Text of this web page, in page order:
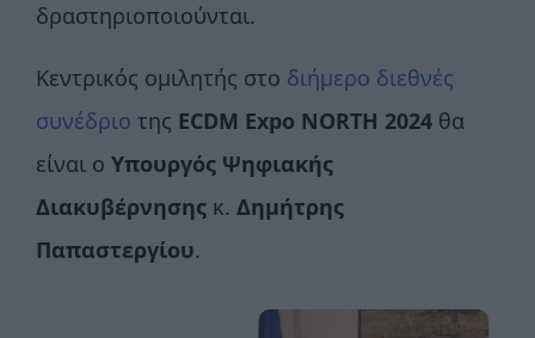
δραστηριοποιούνται.
Κεντρικός ομιλητής στο διήμερο διεθνές
συνέδριο της ECDM Expo NORTH 2024 θα
είναι ο Υπουργός Ψηφιακής
Διακυβέρνησης κ. Δημήτρης
Παπαστεργίου.